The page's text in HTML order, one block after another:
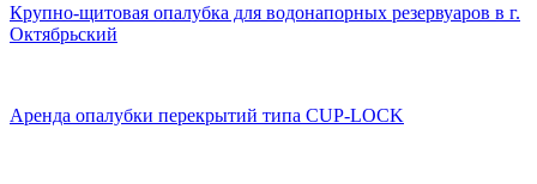
Крупно-щитовая опалубка для водонапорных резервуаров в г.
Октябрьский
Аренда опалубки перекрытий типа CUP-LOCK